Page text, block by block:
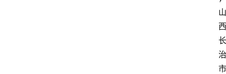
山
西
长
治
市